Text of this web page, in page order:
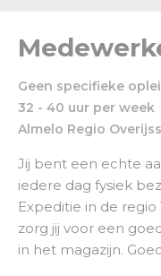
Geen specifieke
32 - 40 uur per week
Almelo Regio
Jij bent een echte
iedere dag fysiek
Expeditie in de
zorg jij voor een
in het magazijn.